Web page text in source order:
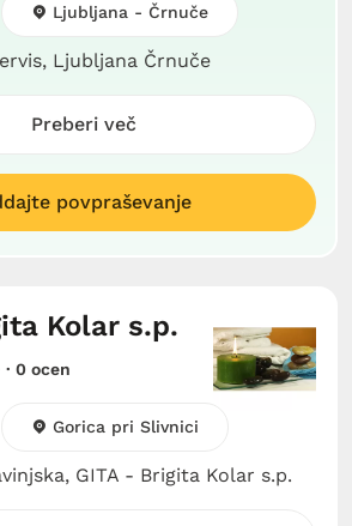
Ljubljana Črnuče
Ljubljana - Črnuče
Preberi več
povpraševanje
Kolar s.p.
· 0 ocen
GITA - Brigita Kolar s.p.
Gorica pri Slivnici